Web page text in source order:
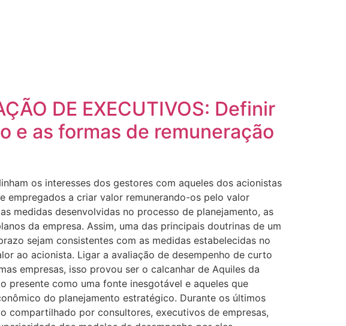
DE EXECUTIVOS: Definir
e as formas de remuneração
os interesses dos gestores com aqueles dos acionistas
empregados a criar valor remunerando-os pelo valor
medidas desenvolvidas no processo de planejamento, as
da empresa. Assim, uma das principais doutrinas de um
sejam consistentes com as medidas estabelecidas no
ao acionista. Ligar a avaliação de desempenho de curto
empresas, isso provou ser o calcanhar de Aquiles da
presente como uma fonte inesgotável e aqueles que
do planejamento estratégico. Durante os últimos
compartilhado por consultores, executivos de empresas,